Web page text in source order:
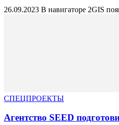
26.09.2023 В навигаторе 2GIS
СПЕЦПРОЕКТЫ
Агентство SEED